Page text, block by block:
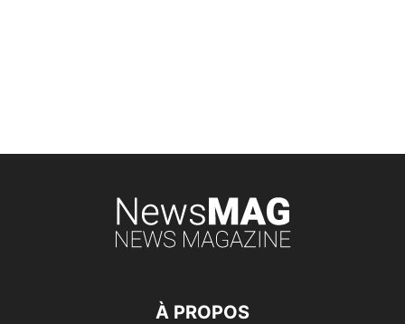
À PROPOS